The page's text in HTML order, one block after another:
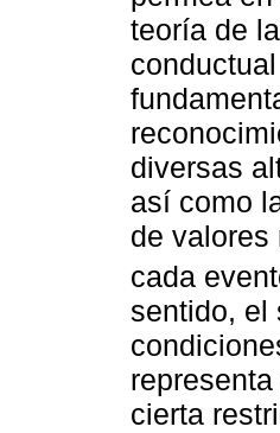
teoría de
diversas
así como
de valores
cada
sentido, el
cierta